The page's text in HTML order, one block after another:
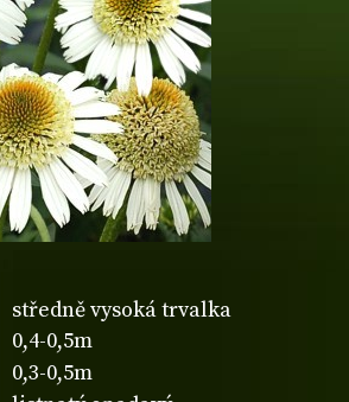
středně vysoká trvalka
0,4-0,5m
0,3-0,5m